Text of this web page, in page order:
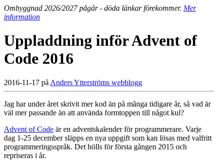
Ombyggnad 2026/2027 pågår - döda länkar förekommer. Mer
information
Uppladdning inför Advent of
Code 2016
2016-11-17 på Anders Ytterströms webblogg
Jag har under året skrivit mer kod än på många tidigare år, så vad är
väl mer passande än att använda formtoppen till något kul?
Advent of Code är en adventskalender för programmerare. Varje
dag 1-25 december släpps en nya uppgift som kan lösas med valfritt
programmeringsspråk. Det hölls för första gången 2015 och
repriseras i år.